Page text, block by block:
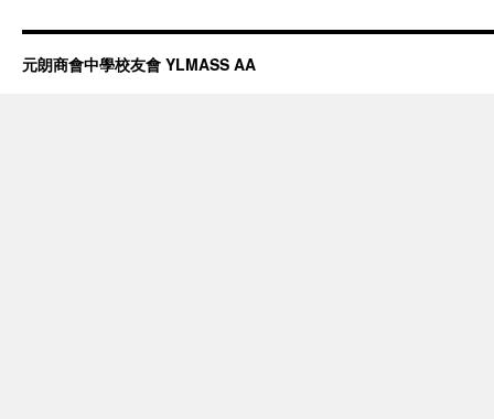
元朗商會中學校友會 YLMASS AA